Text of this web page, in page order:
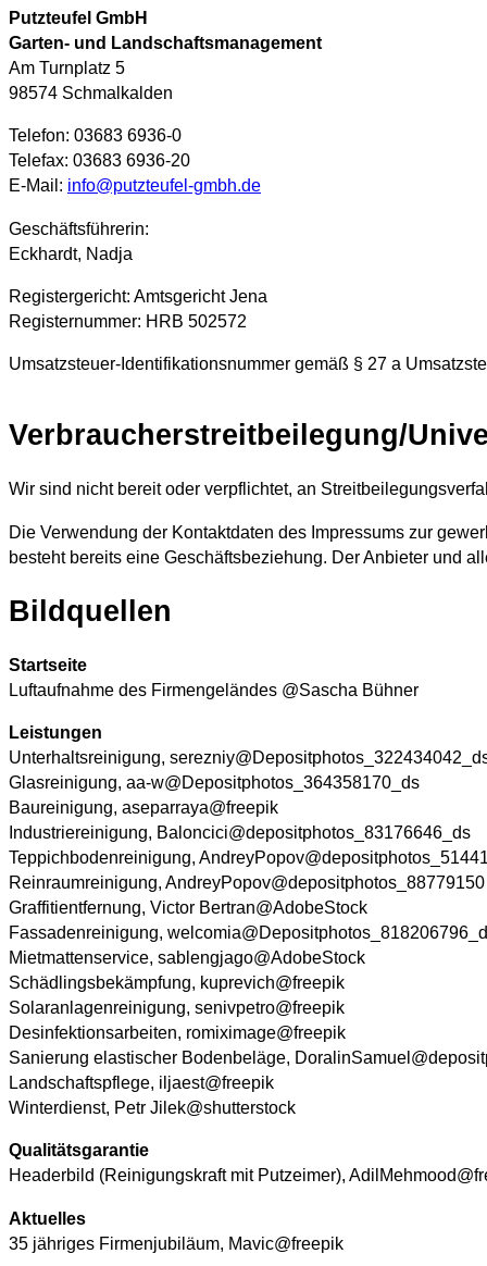
Putzteufel GmbH
Garten- und Landschaftsmanagement
Am Turnplatz 5
98574 Schmalkalden
Telefon: 03683 6936-0
Telefax: 03683 6936-20
E-Mail: info@putzteufel-gmbh.de
Geschäftsführerin:
Eckhardt, Nadja
Registergericht: Amtsgericht Jena
Registernummer: HRB 502572
Umsatzsteuer-Identifikationsnummer gemäß § 27 a
Verbraucher­streit­beilegung/
Wir sind nicht bereit oder verpflichtet, an
Die Verwendung der Kontaktdaten des Impressums zur
besteht bereits eine Geschäftsbeziehung. Der Anbieter und
Bildquellen
Startseite
Luftaufnahme des Firmengeländes @Sascha Bühner
Leistungen
Unterhaltsreinigung,
Glasreinigung, aa-w@Depositphotos_364358170_ds
Baureinigung, aseparraya@freepik
Industriereinigung, Baloncici@depositphotos_83176646_ds
Teppichbodenreinigung,
Reinraumreinigung, AndreyPopov@depositphotos_88779150
Graffitientfernung, Victor Bertran@AdobeStock
Fassadenreinigung,
Mietmattenservice, sablengjago@AdobeStock
Schädlingsbekämpfung, kuprevich@freepik
Solaranlagenreinigung, senivpetro@freepik
Desinfektionsarbeiten, romiximage@freepik
Sanierung elastischer Bodenbeläge,
Landschaftspflege, iljaest@freepik
Winterdienst, Petr Jilek@shutterstock
Qualitätsgarantie
Headerbild (Reinigungskraft mit Putzeimer),
Aktuelles
35 jähriges Firmenjubiläum, Mavic@freepik